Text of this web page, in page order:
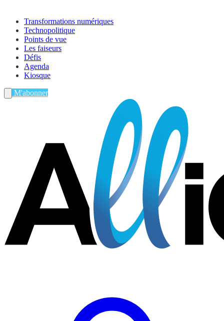
Transformations numériques
Technopolitique
Points de vue
Les faiseurs
Défis
Agenda
Kiosque
M'abonner